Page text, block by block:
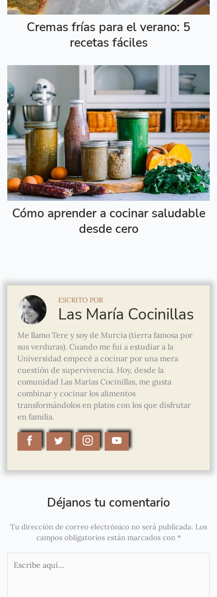
Cremas frías para el verano: 5
recetas fáciles
Cómo aprender a cocinar saludable
desde cero
ESCRITO POR
Las María Cocinillas
Me llamo Tere y soy de Murcia (tierra famosa por
sus verduras). Cuando me fui a estudiar a la
Universidad empecé a cocinar por una mera
cuestión de supervivencia. Hoy, desde la
comunidad Las Marías Cocinillas, me gusta
combinar y cocinar los alimentos
transformándolos en platos con los que disfrutar
en familia.
Déjanos tu comentario
Tu dirección de correo electrónico no será publicada. Los
campos obligatorios están marcados con *
aquí...